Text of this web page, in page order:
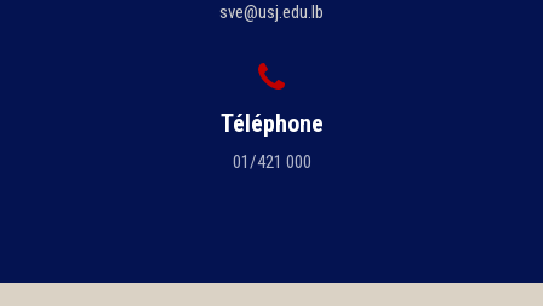
sve@usj.edu.lb
Téléphone
01/421 000